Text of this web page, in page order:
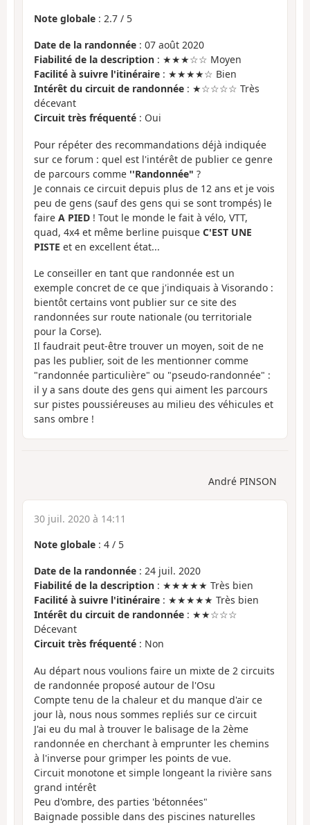
Note globale : 2.7 / 5
Date de la randonnée : 07 août 2020
Fiabilité de la description : ★★★☆☆ Moyen
Facilité à suivre l'itinéraire : ★★★★☆ Bien
Intérêt du circuit de randonnée : ★☆☆☆☆ Très
décevant
Circuit très fréquenté : Oui
Pour répéter des recommandations déjà indiquée
sur ce forum : quel est l'intérêt de publier ce genre
de parcours comme ''Randonnée" ?
Je connais ce circuit depuis plus de 12 ans et je vois
peu de gens (sauf des gens qui se sont trompés) le
faire A PIED ! Tout le monde le fait à vélo, VTT,
quad, 4x4 et même berline puisque C'EST UNE
PISTE et en excellent état...
Le conseiller en tant que randonnée est un
exemple concret de ce que j'indiquais à Visorando :
bientôt certains vont publier sur ce site des
randonnées sur route nationale (ou territoriale
pour la Corse).
Il faudrait peut-être trouver un moyen, soit de ne
pas les publier, soit de les mentionner comme
"randonnée particulière" ou "pseudo-randonnée" :
il y a sans doute des gens qui aiment les parcours
sur pistes poussiéreuses au milieu des véhicules et
sans ombre !
André PINSON
30 juil. 2020 à 14:11
Note globale : 4 / 5
Date de la randonnée : 24 juil. 2020
Fiabilité de la description : ★★★★★ Très bien
Facilité à suivre l'itinéraire : ★★★★★ Très bien
Intérêt du circuit de randonnée : ★★☆☆☆
Décevant
Circuit très fréquenté : Non
Au départ nous voulions faire un mixte de 2 circuits
de randonnée proposé autour de l'Osu
Compte tenu de la chaleur et du manque d'air ce
jour là, nous nous sommes repliés sur ce circuit
J'ai eu du mal à trouver le balisage de la 2ème
randonnée en cherchant à emprunter les chemins
à l'inverse pour grimper les points de vue.
Circuit monotone et simple longeant la rivière sans
grand intérêt
Peu d'ombre, des parties 'bétonnées"
Baignade possible dans des piscines naturelles